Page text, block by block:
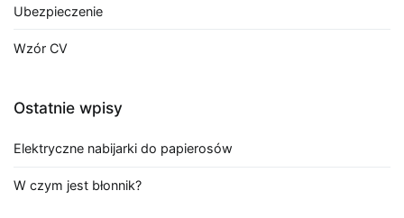
Ubezpieczenie
Wzór CV
Ostatnie wpisy
Elektryczne nabijarki do papierosów
W czym jest błonnik?